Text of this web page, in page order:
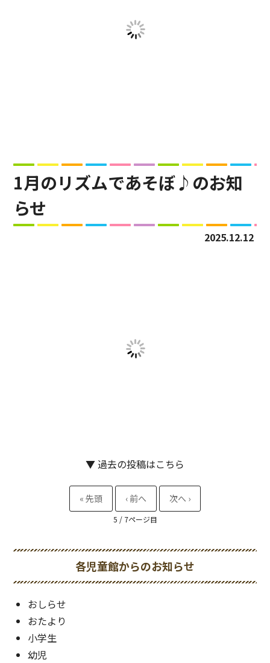
1月のリズムであそぼ♪のお知
らせ
2025.12.12
▼ 過去の投稿はこちら
5 / 7
各児童館からのお知らせ
おしらせ
おたより
小学生
幼児